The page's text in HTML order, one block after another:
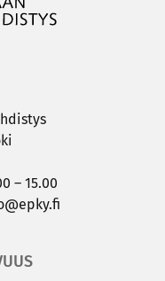
– 15.00